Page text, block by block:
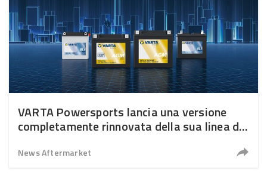
VARTA Powersports lancia una versione
completamente rinnovata della sua linea di
News Aftermarket